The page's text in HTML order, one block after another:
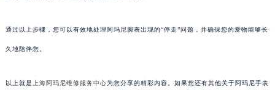
通过以上步骤，您可以有效地处理阿玛尼腕表出现的“停走”问题，并确保您的爱物能够长
久地陪伴您。
以上就是 上海阿玛尼维修服务中心为您分享的精彩内容。如果您还有其他关于阿玛尼手表